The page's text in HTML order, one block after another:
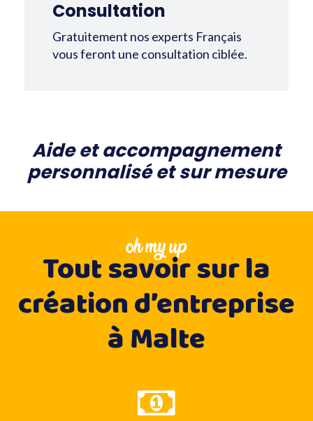
Consultation
Gratuitement nos experts Français
vous feront une consultation ciblée.
Aide et accompagnement
personnalisé et sur mesure
oh my up
Tout savoir sur la
création d’entreprise
à Malte